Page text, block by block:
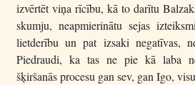
izvērtēt viņa rīcību, kā to darītu
skumju, neapmierinātu sejas
lietderību un pat izsaki negatīvas,
Piedraudi, ka tas ne pie kā laba
šķiršanās procesu gan sev, gan Igo,